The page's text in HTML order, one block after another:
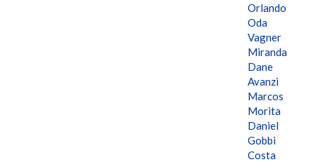
Orlando
Oda
Vagner
Miranda
Dane
Avanzi
Marcos
Morita
Daniel
Gobbi
Costa